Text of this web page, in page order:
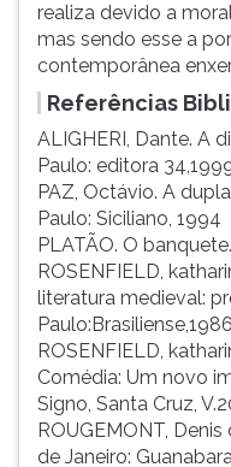
realiza devido a
mas sendo esse a
contemporânea
Referências
ALIGHERI, Dante. A
Paulo: editora
PAZ, Octávio. A
Paulo: Siciliano, 1994
PLATÃO. O
ROSENFIELD,
literatura medieval:
ROSENFIELD,
Comédia: Um novo
Signo, Santa Cruz,
ROUGEMONT,
de Janeiro: